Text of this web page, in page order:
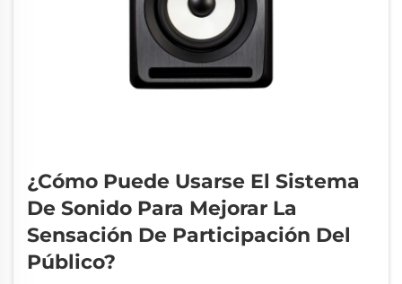
¿Cómo Puede Usarse El Sistema
De Sonido Para Mejorar La
Sensación De Participación Del
Público?